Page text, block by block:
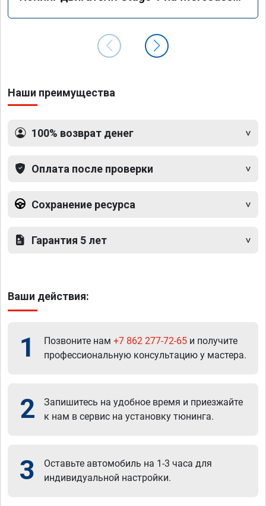
Наши преимущества
100% возврат денег
Оплата после проверки
Сохранение ресурса
Гарантия 5 лет
Ваши действия:
1 Позвоните нам +7 862 277-72-65 и получите
профессиональную консультацию у мастера.
2
Запишитесь на удобное время и приезжайте
к нам в сервис на установку тюнинга.
3
Оставьте автомобиль на 1-3 часа для
индивидуальной настройки.